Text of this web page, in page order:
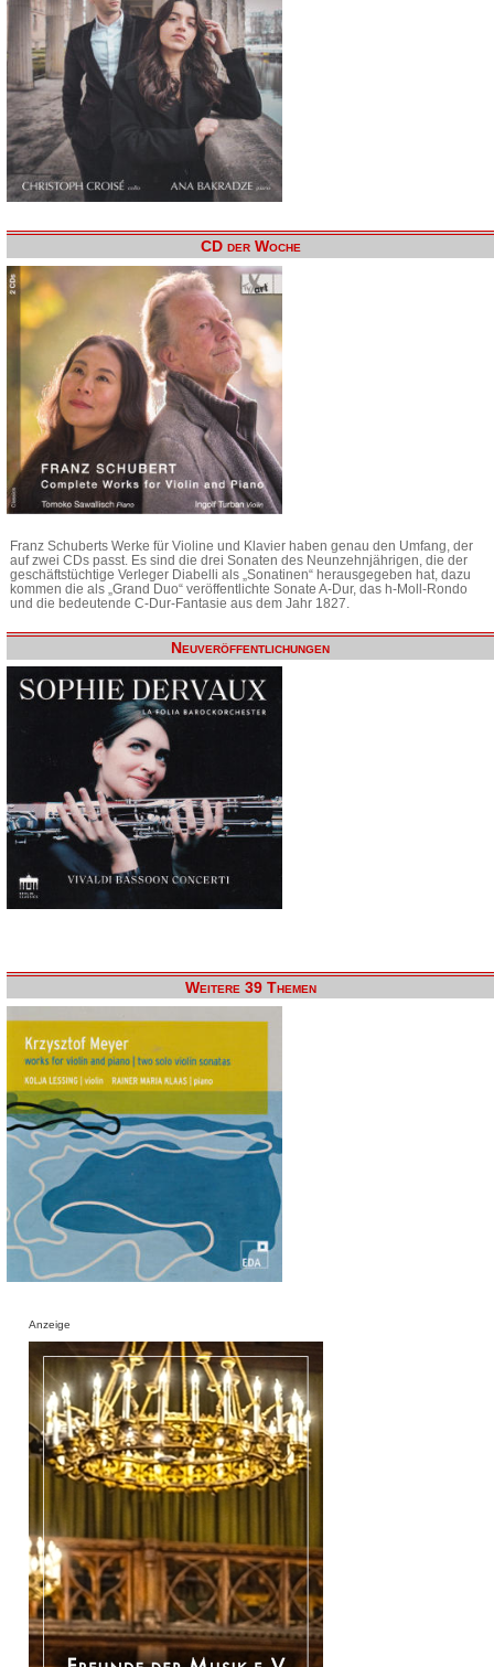
CD der Woche
Franz Schuberts Werke für Violine und Klavier haben genau den Umfang, der
auf zwei CDs passt. Es sind die drei Sonaten des Neunzehnjährigen, die der
geschäftstüchtige Verleger Diabelli als „Sonatinen“ herausgegeben hat, dazu
kommen die als „Grand Duo“ veröffentlichte Sonate A-Dur, das h-Moll-Rondo
und die bedeutende C-Dur-Fantasie aus dem Jahr 1827.
Neuveröffentlichungen
Weitere 39 Themen
Anzeige